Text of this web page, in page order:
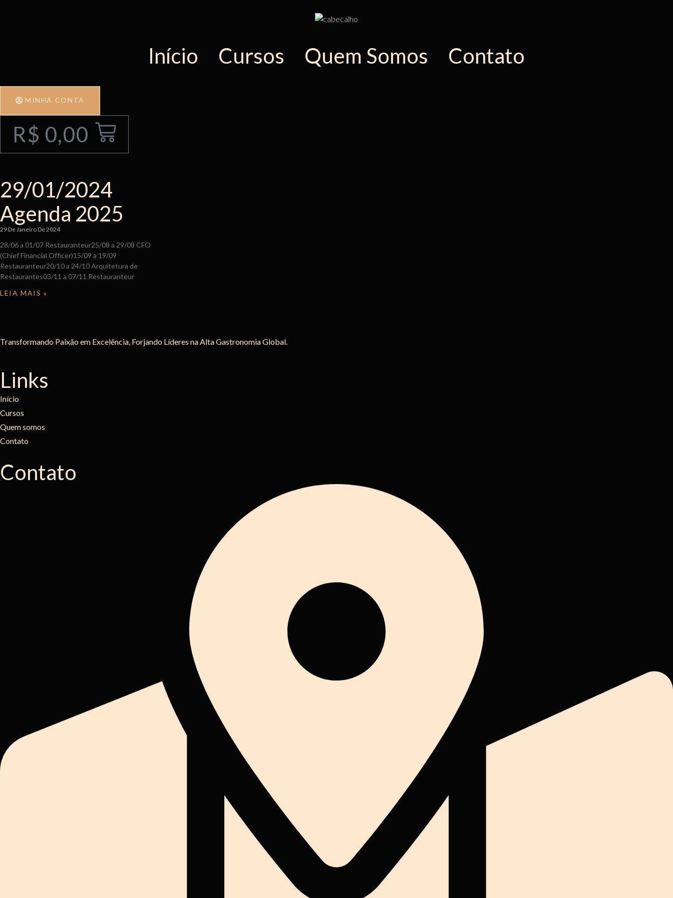
Início Cursos Quem Somos Contato
MINHA CONTA
R$ 0,00
29/01/2024
Agenda 2025
29 De Janeiro De 2024
28/06 a 01/07 Restauranteur25/08 a 29/08 CFO
(Chief Financial Officer)15/09 a 19/09
Restauranteur20/10 a 24/10 Arquitetura de
Restaurantes03/11 a 07/11 Restauranteur
LEIA MAIS »
Transformando Paixão em Excelência, Forjando Líderes na Alta Gastronomia Global.
Links
Início
Cursos
Quem somos
Contato
Contato